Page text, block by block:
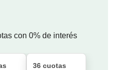
con 0% de interés
36 cuotas